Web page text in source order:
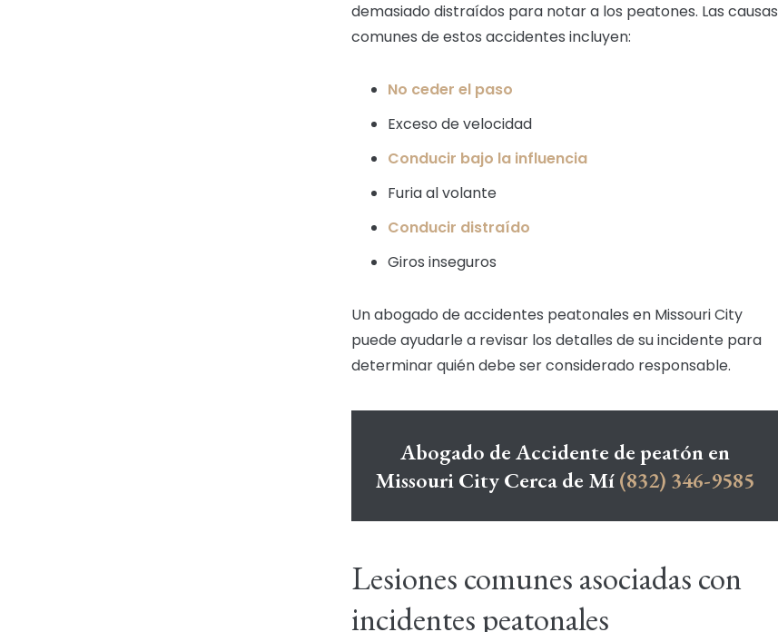
demasiado distraídos para notar a los peatones. Las causas
comunes de estos accidentes incluyen:
No ceder el paso
Exceso de velocidad
Conducir bajo la influencia
Furia al volante
Conducir distraído
Giros inseguros
Un abogado de accidentes peatonales en Missouri City
puede ayudarle a revisar los detalles de su incidente para
determinar quién debe ser considerado responsable.
Abogado de Accidente de peatón en
Missouri City Cerca de Mí(832) 346-9585
Lesiones comunes asociadas con
incidentes peatonales